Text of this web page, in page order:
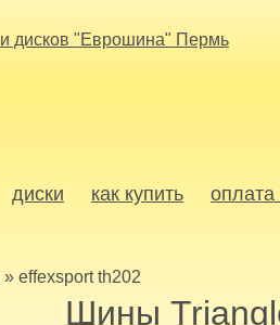
диски как купить оплата
» effexsport th202
Шины